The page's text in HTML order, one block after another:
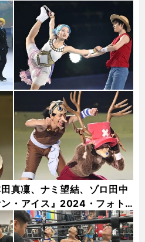
真凜、ナミ望結、ゾロ田中
・アイス』2024・フォト